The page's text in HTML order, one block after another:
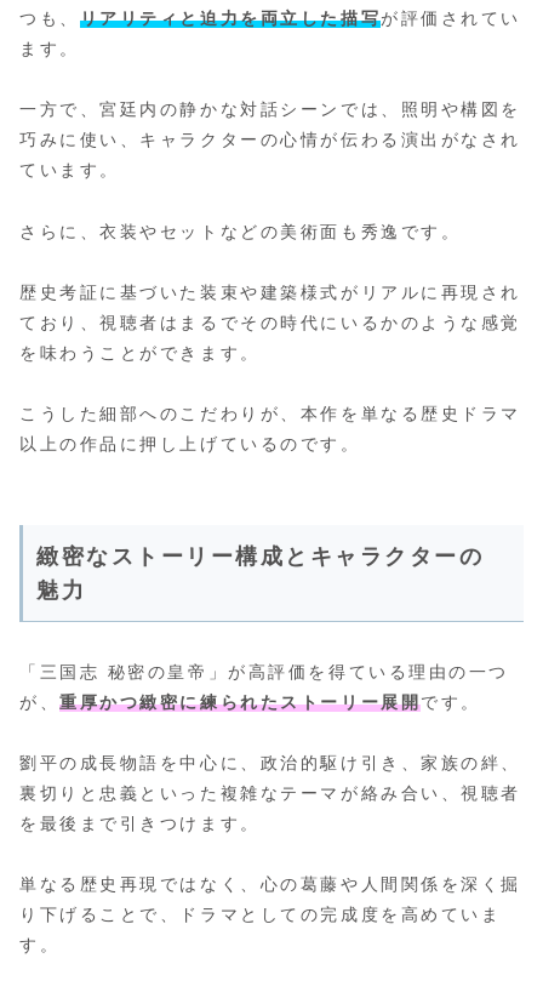
つも、 リアリティと迫力を両立した描写が評価されてい
ます。
一方で、宮廷内の静かな対話シーンでは、照明や構図を
巧みに使い、キャラクターの心情が伝わる演出がなされ
ています。
さらに、衣装やセットなどの美術面も秀逸です。
歴史考証に基づいた装束や建築様式がリアルに再現され
ており、視聴者はまるでその時代にいるかのような感覚
を味わうことができます。
こうした細部へのこだわりが、本作を単なる歴史ドラマ
以上の作品に押し上げているのです。
緻密なストーリー構成とキャラクターの
魅力
「三国志 秘密の皇帝」が高評価を得ている理由の一つ
が、重厚かつ緻密に練られたストーリー展開です。
劉平の成長物語を中心に、政治的駆け引き、家族の絆、
裏切りと忠義といった複雑なテーマが絡み合い、視聴者
を最後まで引きつけます。
単なる歴史再現ではなく、心の葛藤や人間関係を深く掘
り下げることで、ドラマとしての完成度を高めていま
す。